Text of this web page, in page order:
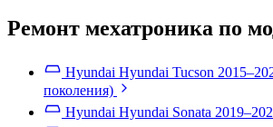
Ремонт мехатроника по
Hyundai Hyundai Tucson
поколения)
Hyundai Hyundai Sonata